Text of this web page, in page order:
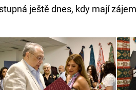
ještě dnes, kdy mají